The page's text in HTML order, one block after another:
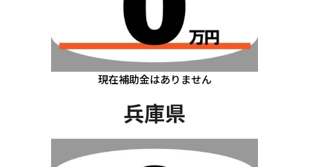
現在補助金はありません
兵庫県